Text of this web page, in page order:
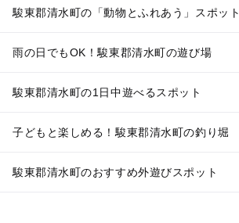
駿東郡清水町の「動物とふれあう」スポット
雨の日でもOK！駿東郡清水町の遊び場
駿東郡清水町の1日中遊べるスポット
子どもと楽しめる！駿東郡清水町の釣り堀
駿東郡清水町のおすすめ外遊びスポット